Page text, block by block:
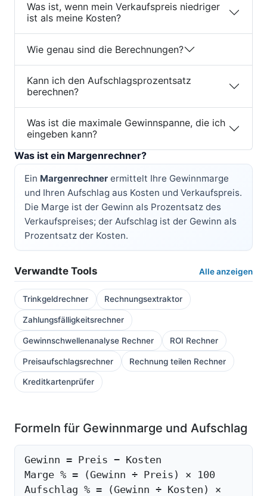
Was ist, wenn mein Verkaufspreis niedriger
ist als meine Kosten?
Wie genau sind die Berechnungen?
Kann ich den Aufschlagsprozentsatz
berechnen?
Was ist die maximale Gewinnspanne, die ich
eingeben kann?
Was ist ein Margenrechner?
Ein Margenrechner ermittelt Ihre Gewinnmarge
und Ihren Aufschlag aus Kosten und Verkaufspreis.
Die Marge ist der Gewinn als Prozentsatz des
Verkaufspreises; der Aufschlag ist der Gewinn als
Prozentsatz der Kosten.
Verwandte Tools Alle anzeigen
Trinkgeldrechner Rechnungsextraktor
Zahlungsfälligkeitsrechner
Gewinnschwellenanalyse Rechner ROI Rechner
Preisaufschlagsrechner Rechnung teilen Rechner
Kreditkartenprüfer
Formeln für Gewinnmarge und Aufschlag
Gewinn = Preis − Kosten
Marge % = (Gewinn ÷ Preis) × 100
Aufschlag % = (Gewinn ÷ Kosten) ×